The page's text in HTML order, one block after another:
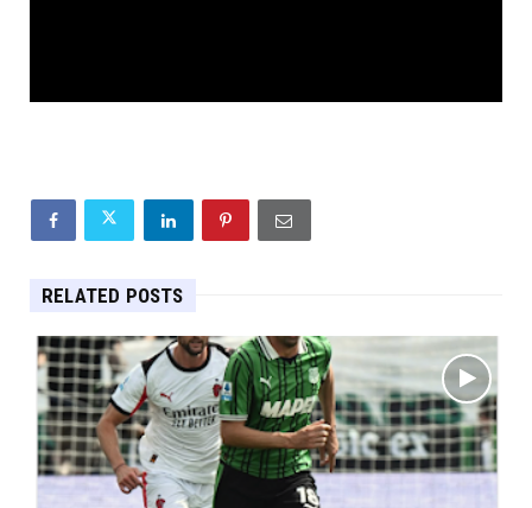
RELATED POSTS